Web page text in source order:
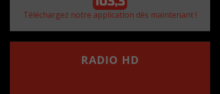
Téléchargez notre application dès maintenant !
RADIO HD